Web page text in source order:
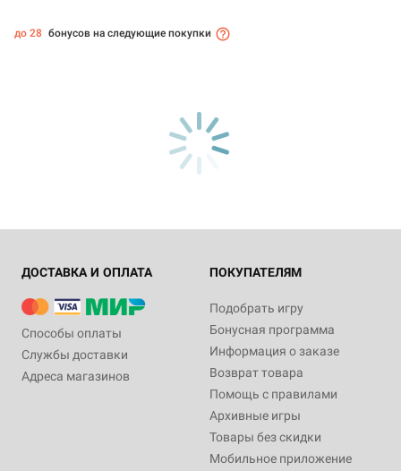
до 28 бонусов на следующие покупки
ДОСТАВКА И ОПЛАТА
Способы оплаты
Службы доставки
Адреса магазинов
ПОКУПАТЕЛЯМ
Подобрать игру
Бонусная программа
Информация о заказе
Возврат товара
Помощь с правилами
Архивные игры
Товары без скидки
Мобильное приложение